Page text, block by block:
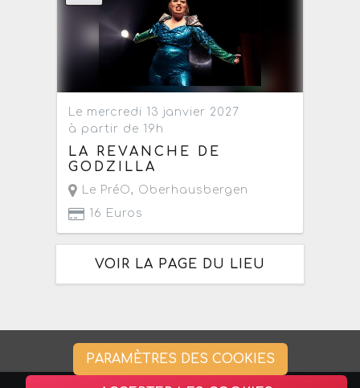
Le mercredi 13 janvier 2027
à partir de 19h
LA REVANCHE DE
GODZILLA
Le PréO, Oberhausbergen
16 Euros
VOIR LA PAGE DU LIEU
PARAMÈTRES DES COOKIES